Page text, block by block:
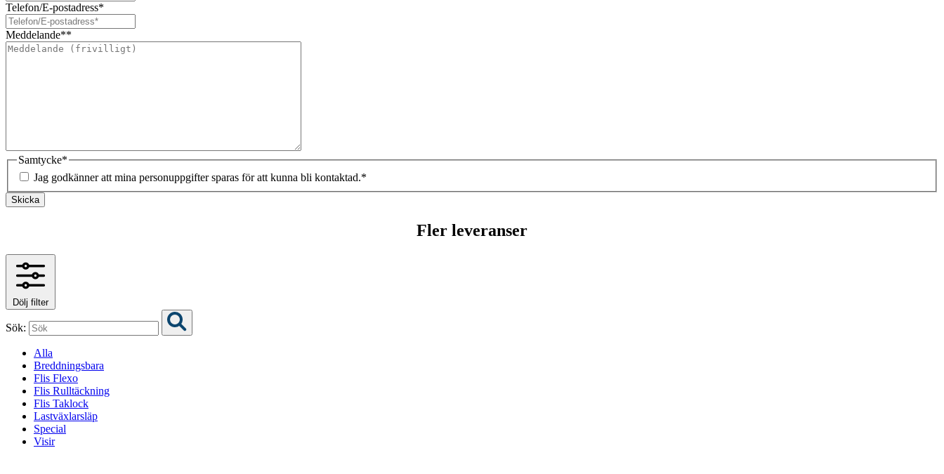
Telefon/E-postadress*
Meddelande**
Samtycke*
Jag godkänner att mina personuppgifter sparas för att kunna bli kontaktad.*
Skicka
Fler leveranser
Dölj filter
Sök:
Alla
Breddningsbara
Flis Flexo
Flis Rulltäckning
Flis Taklock
Lastväxlarsläp
Special
Visir